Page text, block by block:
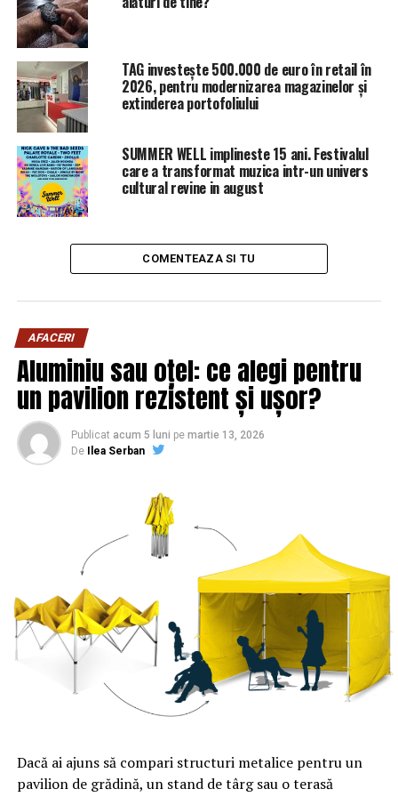
Legea care dă liber la vânzarea de medicamente.
Farmaciile sunt amenințate | Sibiul de AZI
NU RATATI
Dragnea, mai rău ca Viktor Orban din Ungaria | Sibiul de
AZI
TAG investește 500.000 de euro în retail în
2026, pentru modernizarea magazinelor și
extinderea portofoliului
SUMMER WELL implineste 15 ani. Festivalul
care a transformat muzica intr-un univers
cultural revine in august
COMENTEAZA SI TU
AFACERI
Aluminiu sau oțel: ce alegi pentru
un pavilion rezistent și ușor?
Publicat acum 5 luni pe martie 13, 2026
De
Ilea Serban
Dacă ai ajuns să compari structuri metalice pentru un
pavilion de grădină, un stand de târg sau o terasă